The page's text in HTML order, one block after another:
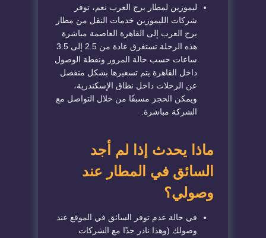
ليموزين لمطار برج العرب نعم، توفر
شركات الليموزين خدمات النقل من مطار
برج العرب إلى القاهرة العاصمة مباشرة
هذه الرحلة تستغرق عادة من 2.5 إلى 3.5
ساعات حسب حالة المرور ونقطة الوصول
داخل القاهرة يتم تسعيرها بشكل منفصل
عن الرحلات داخل نطاق الإسكندرية،
ويمكن الحجز مسبقًا من خلال التواصل مع
الشركة مباشرة.
ماذا يحدث إذا لم أجد
السائق في المطار عند
وصولي؟
في حالة عدم توفر السائق في الموقع عند
وصولك (وهذا نادر جدًا مع الشركات